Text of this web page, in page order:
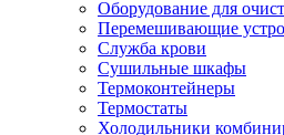
Оборудование для
Перемешивающие
Служба крови
Сушильные шкафы
Термоконтейнеры
Термостаты
Холодильники